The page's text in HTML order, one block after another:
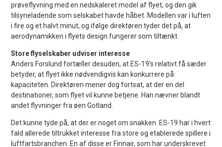
prøveflyvning med en nedskaleret model af flyet, og den gik
tilsyneladende som selskabet havde håbet. Modellen var i luften
i fire og et halvt minut, og ifølge direktøren tyder det på, at
aerodynamikken i flyets design fungerer som tiltænkt.
Store flyselskaber udviser interesse
Anders Forslund fortæller desuden, at ES-19’s relativt få sæder
betyder, at flyet ikke nødvendigvis kan konkurrere på
kapaciteten. Direktøren mener dog fortsat, at der en del
destinationer, som flyet vil kunne betjene. Han nævner blandt
andet flyvninger fra øen Gotland.
Det kunne tyde på, at der er noget om snakken. ES-19 har i hvert
fald allerede tiltrukket interesse fra store og etablerede spillere i
luftfartsbranchen. En af disse er Finnair, som har underskrevet